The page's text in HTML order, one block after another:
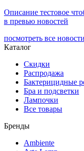
Описание тестовое
в превью новостей
посмотреть все новости
Каталог
Скидки
Распродажа
Бактерицидные
Бра и подсветки
Лампочки
Все товары
Бренды
Ambiente